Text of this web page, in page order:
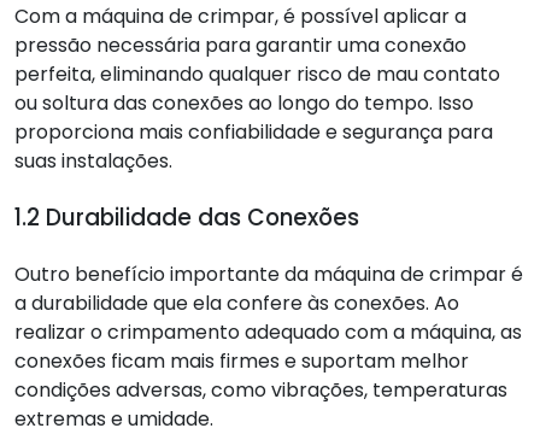
Com a máquina de crimpar, é possível aplicar a
pressão necessária para garantir uma conexão
perfeita, eliminando qualquer risco de mau contato
ou soltura das conexões ao longo do tempo. Isso
proporciona mais confiabilidade e segurança para
suas instalações.
1.2 Durabilidade das Conexões
Outro benefício importante da máquina de crimpar é
a durabilidade que ela confere às conexões. Ao
realizar o crimpamento adequado com a máquina, as
conexões ficam mais firmes e suportam melhor
condições adversas, como vibrações, temperaturas
extremas e umidade.